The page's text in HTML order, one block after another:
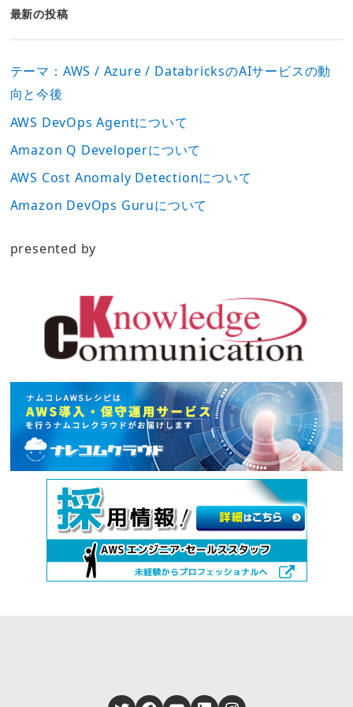
最新の投稿
テーマ：AWS / Azure / DatabricksのAIサービスの動
向と今後
AWS DevOps Agentについて
Amazon Q Developerについて
AWS Cost Anomaly Detectionについて
Amazon DevOps Guruについて
presented by